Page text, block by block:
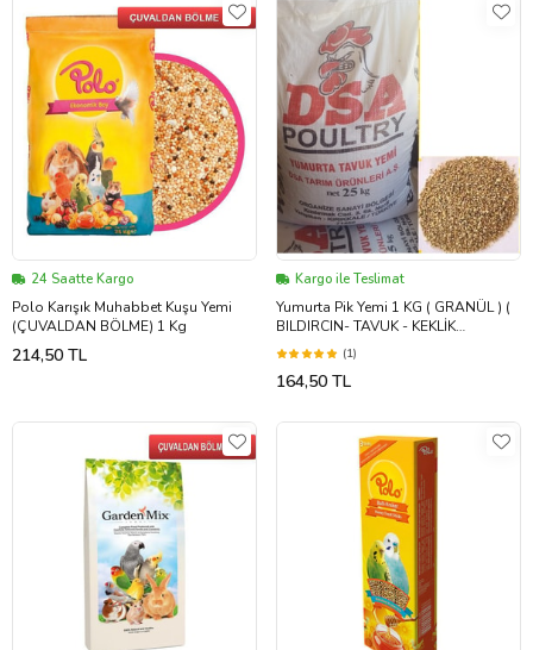
24 Saatte Kargo
Polo Karışık Muhabbet Kuşu Yemi
(ÇUVALDAN BÖLME) 1 Kg
214,50 TL
Kargo ile Teslimat
Yumurta Pik Yemi 1 KG ( GRANÜL ) (
BILDIRCIN- TAVUK - KEKLİK
YUMURTA YEMİ)
(1)
164,50 TL